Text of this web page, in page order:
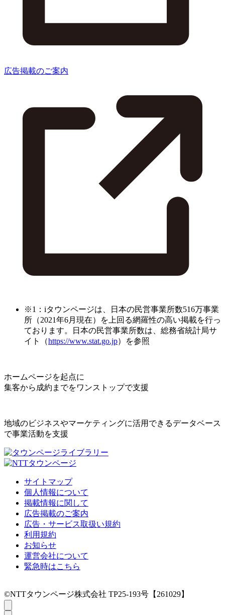
広告掲載のご案内
※1：iタウンページは、日本の民営事業所数516万事業
所（2021年6月現在）を上回る網羅性の高い掲載を行っ
ております。日本の民営事業所数は、総務省統計局サ
イト（https://www.stat.go.jp）を参照
ホームページを起点に
集客から成約までをワンストップで支援
地域のビジネスやマーケティングに活用できるデータベース
で事業活動を支援
サイトマップ
個人情報について
掲載情報に関して
広告掲載のご案内
広告・サービス取扱い規約
利用規約
お知らせ
運営会社について
緊急時はこちら
©NTTタウンページ株式会社 TP25-193号【261029】